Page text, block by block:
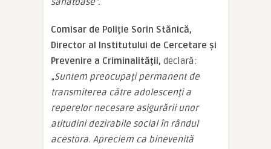
Comisar de Poliţie Sorin Stănică,
Director al Institutului de Cercetare şi
Prevenire a Criminalităţii, declară:
„Suntem preocupaţi permanent de
transmiterea către adolescenţi a
reperelor necesare asigurării unor
atitudini dezirabile social în rândul
acestora. Apreciem ca binevenită